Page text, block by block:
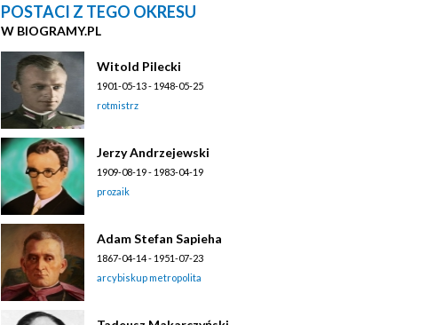
POSTACI Z TEGO OKRESU
W BIOGRAMY.PL
Witold Pilecki
1901-05-13 - 1948-05-25
rotmistrz
Jerzy Andrzejewski
1909-08-19 - 1983-04-19
prozaik
Adam Stefan Sapieha
1867-04-14 - 1951-07-23
arcybiskup metropolita